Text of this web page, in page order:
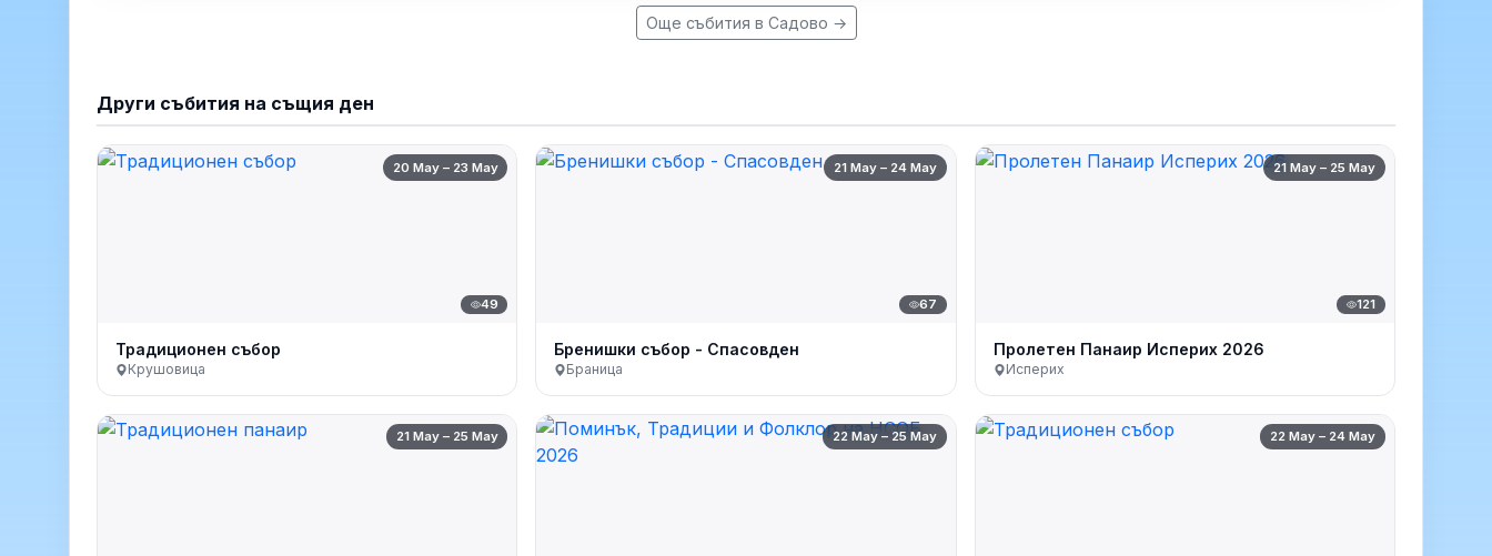
Още събития в Садово →
Други събития на същия ден
20 May – 23 May
49
Традиционен събор
Крушовица
21 May – 24 May
67
Бренишки събор - Спасовден
Браница
21 May – 25 May
121
Пролетен Панаир Исперих 2026
Исперих
21 May – 25 May 22 May – 25 May 22 May – 24 May